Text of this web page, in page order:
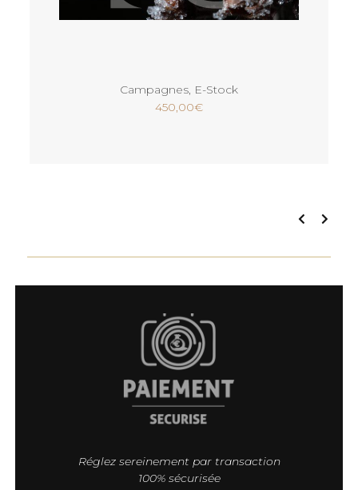
Campagnes, E-Stock
450,00€
Réglez sereinement par transaction
100% sécurisée